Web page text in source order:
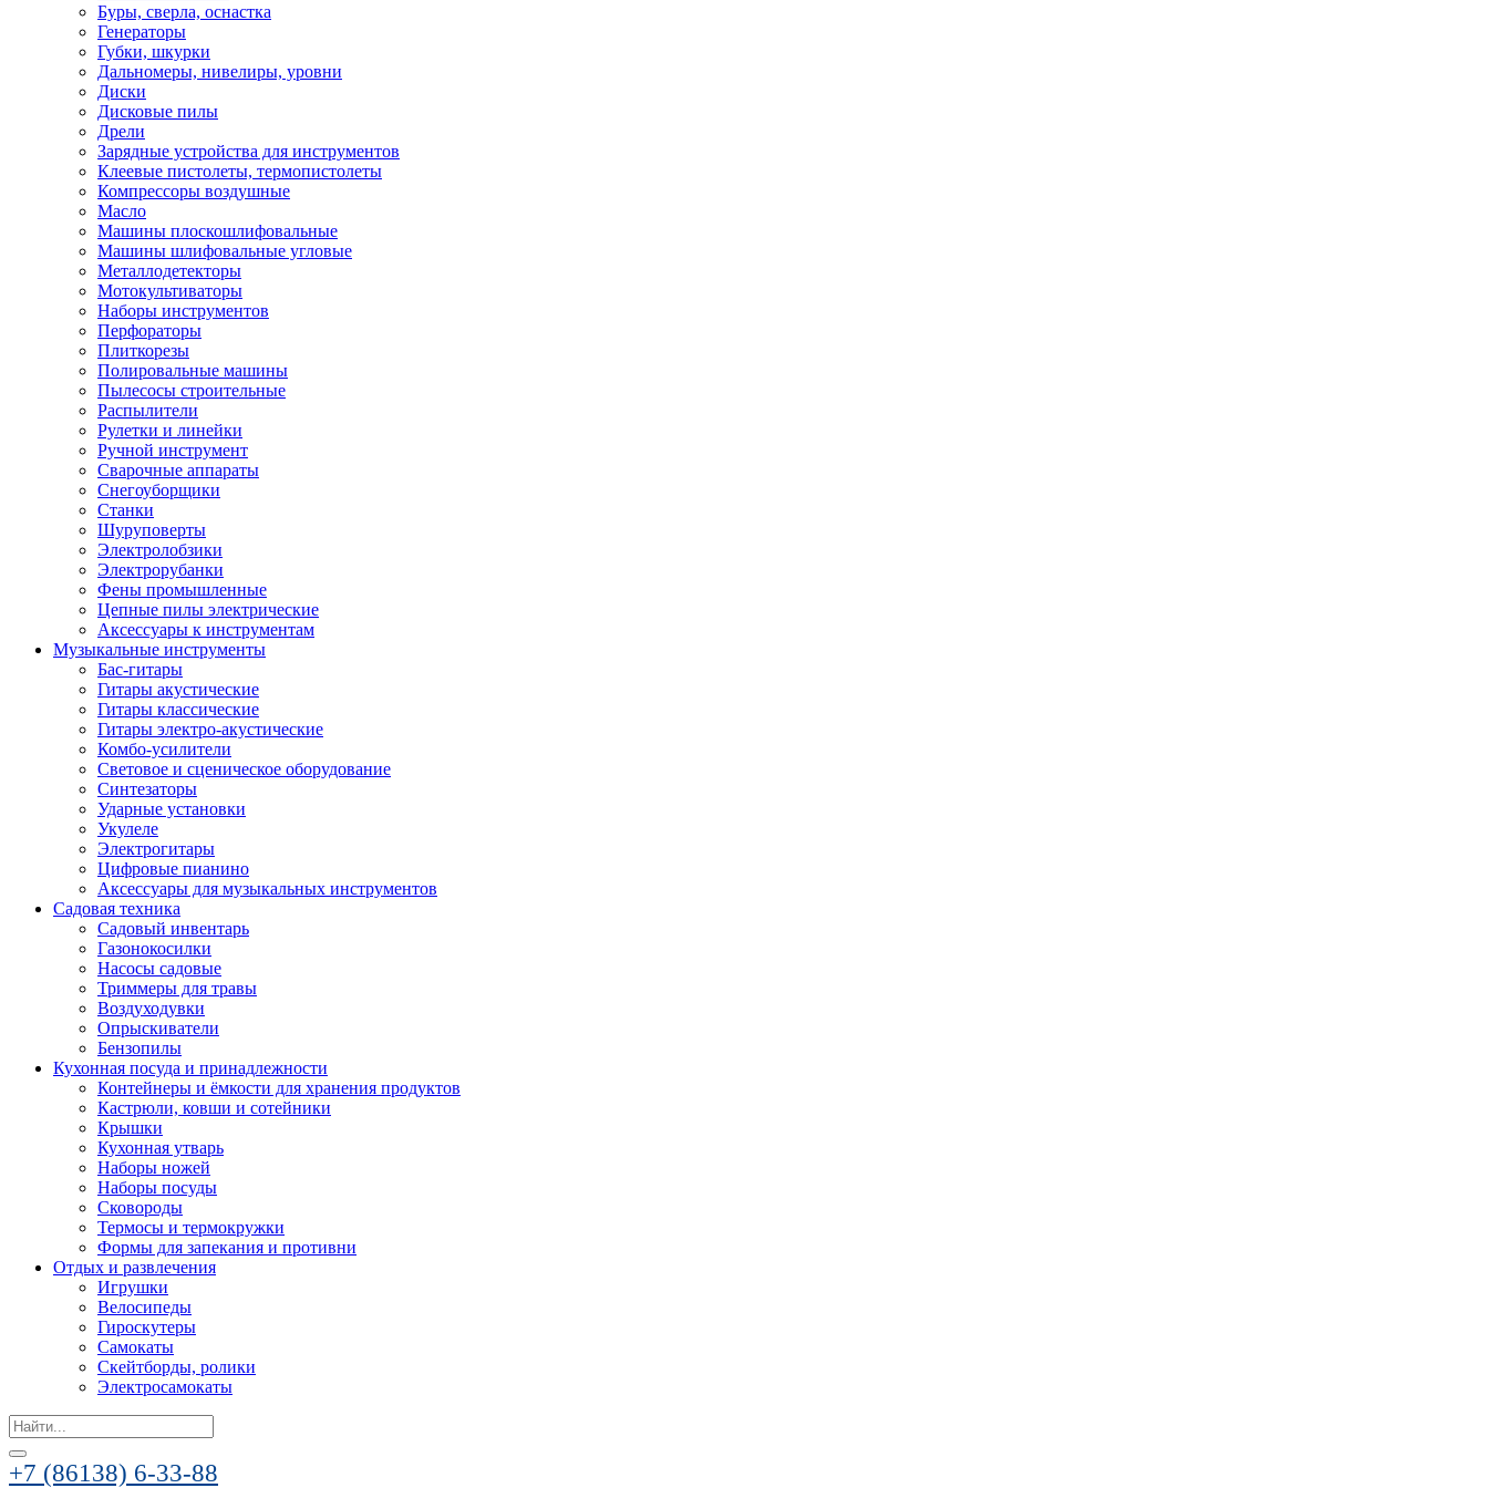
Буры, сверла, оснастка
Генераторы
Губки, шкурки
Дальномеры, нивелиры, уровни
Диски
Дисковые пилы
Дрели
Зарядные устройства для инструментов
Клеевые пистолеты, термопистолеты
Компрессоры воздушные
Масло
Машины плоскошлифовальные
Машины шлифовальные угловые
Металлодетекторы
Мотокультиваторы
Наборы инструментов
Перфораторы
Плиткорезы
Полировальные машины
Пылесосы строительные
Распылители
Рулетки и линейки
Ручной инструмент
Сварочные аппараты
Снегоуборщики
Станки
Шуруповерты
Электролобзики
Электрорубанки
Фены промышленные
Цепные пилы электрические
Аксессуары к инструментам
Музыкальные инструменты
Бас-гитары
Гитары акустические
Гитары классические
Гитары электро-акустические
Комбо-усилители
Световое и сценическое оборудование
Синтезаторы
Ударные установки
Укулеле
Электрогитары
Цифровые пианино
Аксессуары для музыкальных инструментов
Садовая техника
Садовый инвентарь
Газонокосилки
Насосы садовые
Триммеры для травы
Воздуходувки
Опрыскиватели
Бензопилы
Кухонная посуда и принадлежности
Контейнеры и ёмкости для хранения продуктов
Кастрюли, ковши и сотейники
Крышки
Кухонная утварь
Наборы ножей
Наборы посуды
Сковороды
Термосы и термокружки
Формы для запекания и противни
Отдых и развлечения
Игрушки
Велосипеды
Гироскутеры
Самокаты
Скейтборды, ролики
Электросамокаты
Search
for:
+7 (86138) 6-33-88